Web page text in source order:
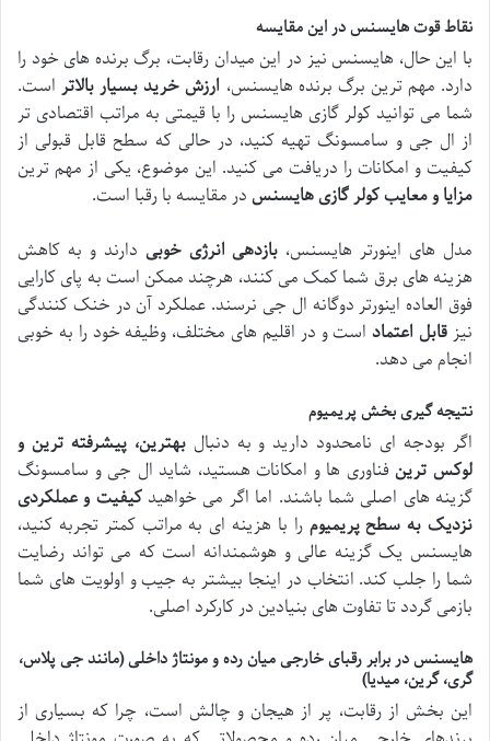
نقاط قوت هایسنس در این مقایسه
با این حال، هایسنس نیز در این میدان رقابت، برگ برنده های خود را
دارد. مهم ترین برگ برنده هایسنس، ارزش خرید بسیار بالاتراست.
شما می توانید کولر گازی هایسنس را با قیمتی به مراتب اقتصادی تر
از ال جی و سامسونگ تهیه کنید، در حالی که سطح قابل قبولی از
کیفیت و امکانات را دریافت می کنید. این موضوع، یکی از مهم ترین
مزایا و معایب کولر گازی هایسنسدر مقایسه با رقبا است.
مدل های اینورتر هایسنس، بازدهی انرژی خوبی دارند و به کاهش
هزینه های برق شما کمک می کنند، هرچند ممکن است به پای کارایی
فوق العاده اینورتر دوگانه ال جی نرسند. عملکرد آن در خنک کنندگی
نیز قابل اعتماداست و در اقلیم های مختلف، وظیفه خود را به خوبی
انجام می دهد.
نتیجه گیری بخش پریمیوم
اگر بودجه ای نامحدود دارید و به دنبالبهترین، پیشرفته ترین و
لوکس ترینفناوری ها و امکانات هستید، شاید ال جی و سامسونگ
گزینه های اصلی شما باشند. اما اگر می خواهیدکیفیت و عملکردی
نزدیک به سطح پریمیوم را با هزینه ای به مراتب کمتر تجربه کنید،
هایسنس یک گزینه عالی و هوشمندانه است که می تواند رضایت
شما را جلب کند. انتخاب در اینجا بیشتر به جیب و اولویت های شما
بازمی گردد تا تفاوت های بنیادین در کارکرد اصلی.
هایسنس در برابر رقبای خارجی میان رده و مونتاژ داخلی (مانند جی پلاس،
گری، گرین، میدیا)
این بخش از رقابت، پر از هیجان و چالش است، چرا که بسیاری از